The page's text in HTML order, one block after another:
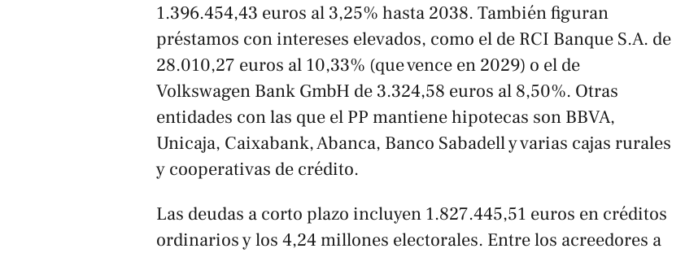
1.396.454,43 euros al 3,25% hasta 2038. También figuran
préstamos con intereses elevados, como el de RCI Banque S.A. de
28.010,27 euros al 10,33% (que vence en 2029) o el de
Volkswagen Bank GmbH de 3.324,58 euros al 8,50%. Otras
entidades con las que el PP mantiene hipotecas son BBVA,
Unicaja, Caixabank, Abanca, Banco Sabadell y varias cajas rurales
y cooperativas de crédito.
Las deudas a corto plazo incluyen 1.827.445,51 euros en créditos
ordinarios y los 4,24 millones electorales. Entre los acreedores a